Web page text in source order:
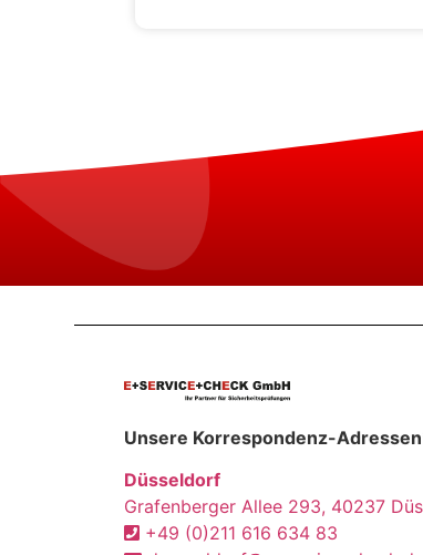
Unsere Korrespondenz-
Düsseldorf
Grafenberger Allee 293, 40237
+49 (0)211 616 634 83